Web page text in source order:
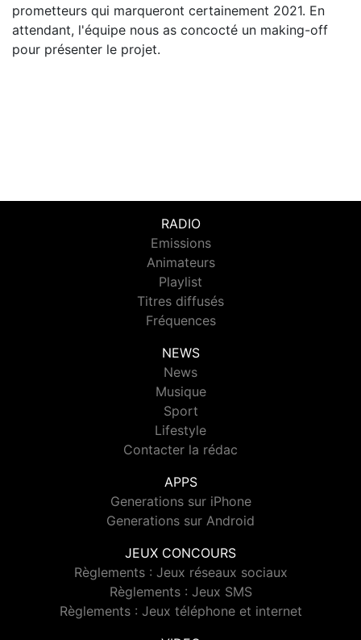
prometteurs qui marqueront certainement 2021. En
attendant, l'équipe nous as concocté un making-off
pour présenter le projet.
RADIO
Emissions
Animateurs
Playlist
Titres diffusés
Fréquences
NEWS
News
Musique
Sport
Lifestyle
Contacter la rédac
APPS
Generations sur iPhone
Generations sur Android
JEUX CONCOURS
Règlements : Jeux réseaux sociaux
Règlements : Jeux SMS
Règlements : Jeux téléphone et internet